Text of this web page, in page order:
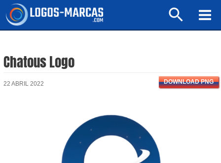
Buscar
Chatous Logo
22 ABRIL 2022 DOWNLOAD PNG